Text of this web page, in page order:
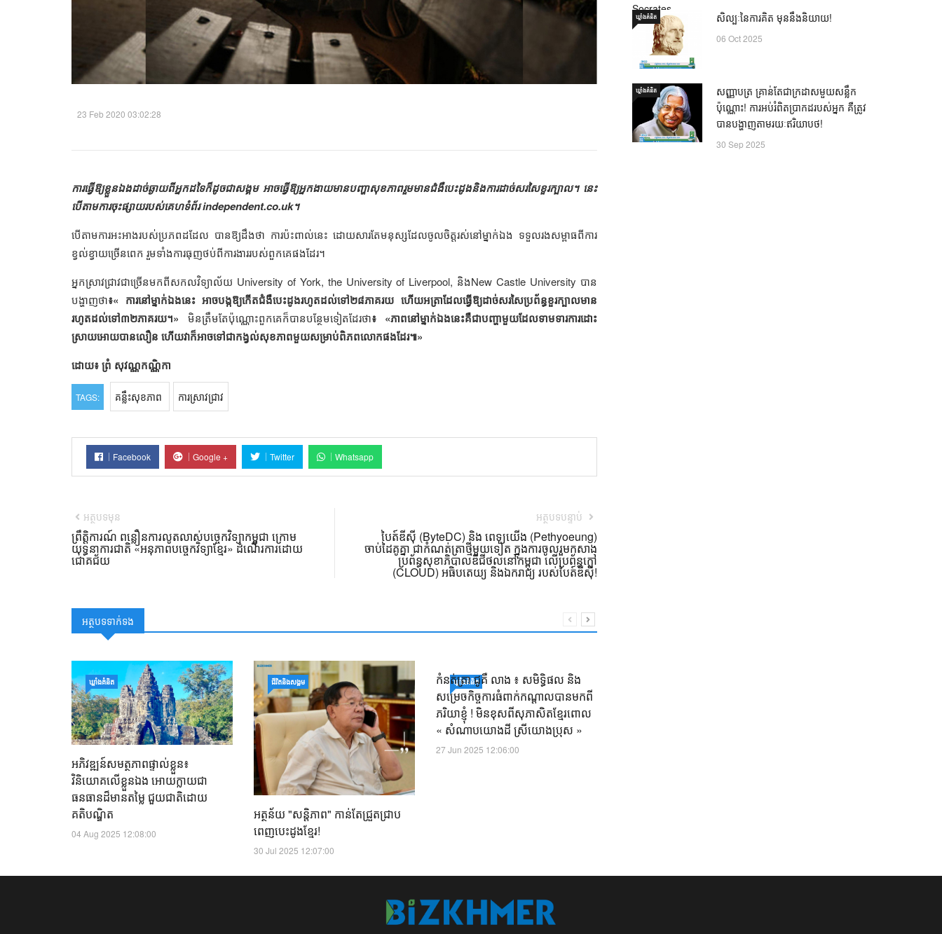
23 Feb 2020 03:02:28
ការធ្វើឱ្យខ្លួនឯងដាច់ឆ្ងាយពីអ្នកដទៃក៏ដូចជាសង្គម អាចធ្វើឱ្យអ្នកងាយមានបញ្ហាសុខភាពរួមមានជំងឺបេះដូងនិងការដាច់សរសៃខួរក្បាល។ នេះ​
បើ​តាម​ការ​ចុះ​ផ្សាយ​របស់​គេហទំព័រ independent.co.uk។
បើ​តាម​ការ​អះអាង​របស់​ប្រភព​ដដែល​ បាន​ឱ្យ​ដឹង​ថា​ ការប៉ះពាល់នេះ​ ដោយសារតែមនុស្សដែលចូលចិត្តរស់នៅម្នាក់ឯង ទទួលរងសម្ពាធពីការ
ខ្វល់ខ្វាយច្រើនពេក រួមទាំងការធុញថប់ពីការងាររបស់ពួកគេផងដែរ។
អ្នកស្រាវជ្រាវជាច្រើនមកពីសកលវិទ្យាល័យ University of York, the University of Liverpool, និងNew Castle University បាន
បង្ហាញថា៖« ការនៅម្នាក់ឯងនេះ អាចបង្កឱ្យកើតជំងឺបេះដូងរហូតដល់ទៅ២៨ភាគរយ ហើយអត្រាដែលធ្វើឱ្យដាច់សរសៃប្រព័ន្ធខួរក្បាលមាន
រហូតដល់ទៅ៣២ភាគរយ។» មិនត្រឹមតែប៉ុណ្ណោះពួកគេក៏បានបន្ថែមទៀតដែរថា៖ «ភាពនៅម្នាក់ឯងនេះគឺជាបញ្ហាមួយដែលទាមទារការដោះ
ស្រាយអោយបានលឿន ហើយវាក៏អាចទៅជាកង្វល់សុខភាពមួយសម្រាប់ពិភពលោកផងដែរ៕»
ដោយ៖ ព្រំ សុវណ្ណកណ្ណិកា
TAGS: គន្លឹះសុខភាព ការស្រាវជ្រាវ
Facebook Google + Twitter Whatsapp
អត្ថបទមុន
ព្រឹត្តិការណ៍ ពន្លឿនការលូតលាស់បច្ចេកវិទ្យាកម្ពុជា ក្រោម
យុទ្ធនាការជាតិ «អនុភាពបច្ចេកវិទ្យាខ្មែរ» ដំណើរការដោយ
ជោគជ័យ
អត្ថបទបន្ទាប់
បៃត៍ឌីស៊ី (ByteDC) និង ពេទ្យយើង (Pethyoeung)
ចាប់ដៃគូគ្នា ជាកំណត់ត្រាថ្មីមួយទៀត ក្នុងការចូលរួមកសាង
ប្រព័ន្ធសុខាភិបាលឌីជីថល​នៅកម្ពុជា លើប្រព័ន្ធក្លៅ
(CLOUD) អធិបតេយ្យ និងឯករាជ្យ របស់បៃត៍ឌីស៊ី!
អត្ថបទទាក់ទង
ឃ្លាំង​គំនិត
អភិវឌ្ឍន៍សមត្ថភាពផ្ទាល់ខ្លួន៖
វិនិយោគលើខ្លួនឯង អោយក្លាយជា
ធនធានដ៏មានតម្លៃ ជួយជាតិដោយ
គតិបណ្ឌិត
04 Aug 2025 12:08:00
ជីវិតនិងសង្គម
អត្ថន័យ "សន្តិភាព" កាន់តែជ្រួតជ្រាប
ពេញបេះដូងខ្មែរ!
30 Jul 2025 12:07:00
ឃ្លាំង​គំនិត
កំនត់ត្រា ជូគឺ លាង ៖ សមិទ្ធិផល និង
សម្រេចកិច្ចការធំពាក់កណ្តាលបានមកពី
ភរិយាខ្ញុំ ! មិនខុសពីសុភាសិតខ្មែរពោល
« សំណាបយោងដី ស្រីយោងប្រុស »
27 Jun 2025 12:06:00
Socrates
21 Oct 2025
ឃ្លាំង​គំនិត សិល្បៈនៃការគិត មុននឹងនិយាយ!
06 Oct 2025
ឃ្លាំង​គំនិត
សញ្ញាបត្រ គ្រាន់តែជាក្រដាសមួយសន្លឹក
ប៉ុណ្ណោះ! ការអប់រំពិតប្រាកដរបស់អ្នក គឺត្រូវ
បានបង្ហាញតាមរយៈឥរិយាបថ!
30 Sep 2025